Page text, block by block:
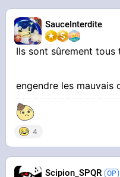
SauceInterdite
Ils sont sûrement tous
engendre les mauvais
4
Scipion_SPQR